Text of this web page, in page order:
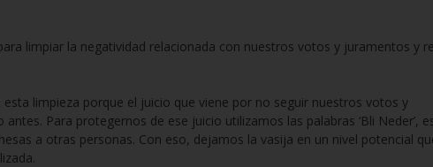
limpiar la negatividad relacionada con nuestros votos y juramentos y
limpieza porque el juicio que viene por no seguir nuestros votos y
Para protegernos de ese juicio utilizamos las palabras ‘Bli Neder’,
a otras personas. Con eso, dejamos la vasija en un nivel potencial